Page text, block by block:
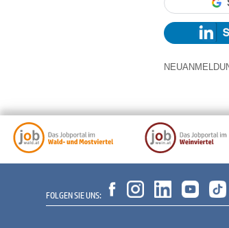
FOLGEN SIE UNS: